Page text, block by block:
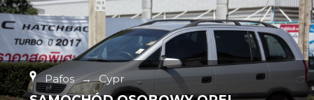
Pafos → Cypr